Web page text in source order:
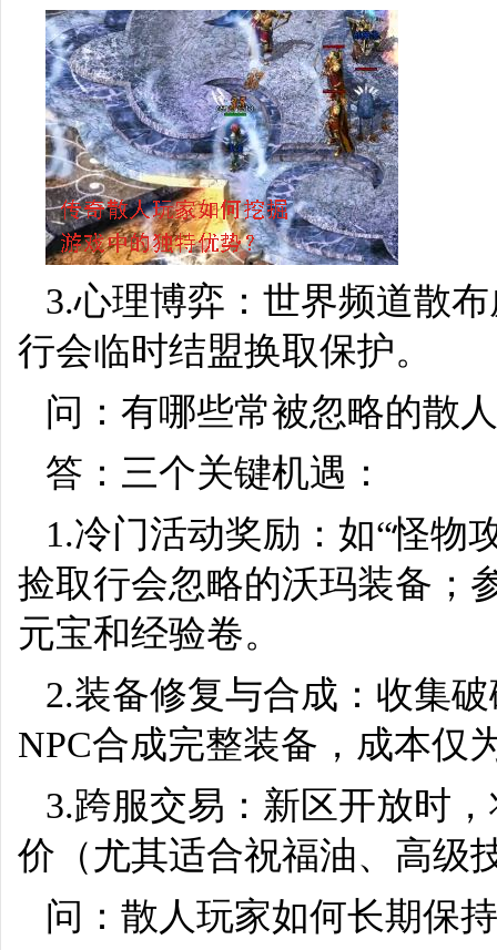
3.心理博弈：世界频道散
行会临时结盟换取保护。
问：有哪些常被忽略的散
答：三个关键机遇：
1.冷门活动奖励：如“怪物
捡取行会忽略的沃玛装备；
元宝和经验卷。
2.装备修复与合成：收集
NPC合成完整装备，成本仅
3.跨服交易：新区开放时
价（尤其适合祝福油、高级
问：散人玩家如何长期保